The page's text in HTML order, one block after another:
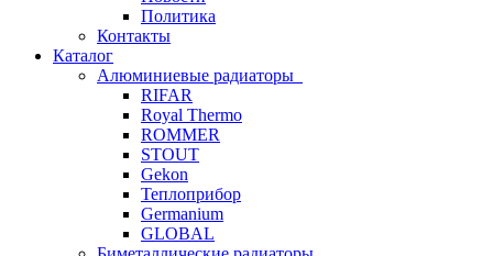
Политика
Контакты
Каталог
Алюминиевые радиаторы
RIFAR
Royal Thermo
ROMMER
STOUT
Gekon
Теплоприбор
Germanium
GLOBAL